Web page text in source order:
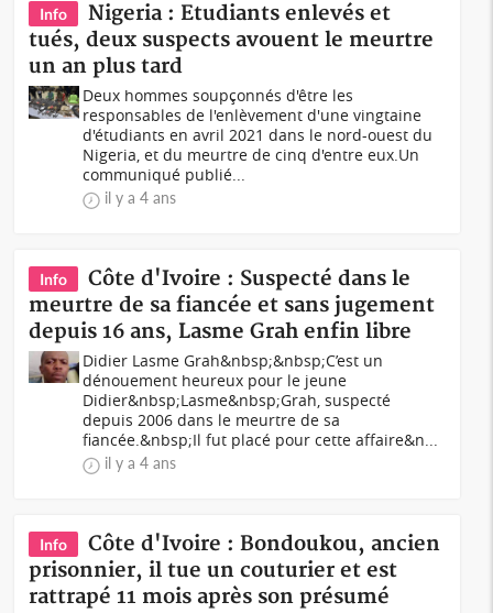
Info
Nigeria : Etudiants enlevés et
tués, deux suspects avouent le meurtre
un an plus tard
Deux hommes soupçonnés d'être les
responsables de l'enlèvement d'une vingtaine
d'étudiants en avril 2021 dans le nord-ouest du
Nigeria, et du meurtre de cinq d'entre eux.Un
communiqué publié...
il y a 4 ans
Info
Côte d'Ivoire : Suspecté dans le
meurtre de sa fiancée et sans jugement
depuis 16 ans, Lasme Grah enfin libre
Didier Lasme Grah&nbsp;&nbsp;C’est un
dénouement heureux pour le jeune
Didier&nbsp;Lasme&nbsp;Grah, suspecté
depuis 2006 dans le meurtre de sa
fiancée.&nbsp;Il fut placé pour cette affaire&n...
il y a 4 ans
Info
Côte d'Ivoire : Bondoukou, ancien
prisonnier, il tue un couturier et est
rattrapé 11 mois après son présumé